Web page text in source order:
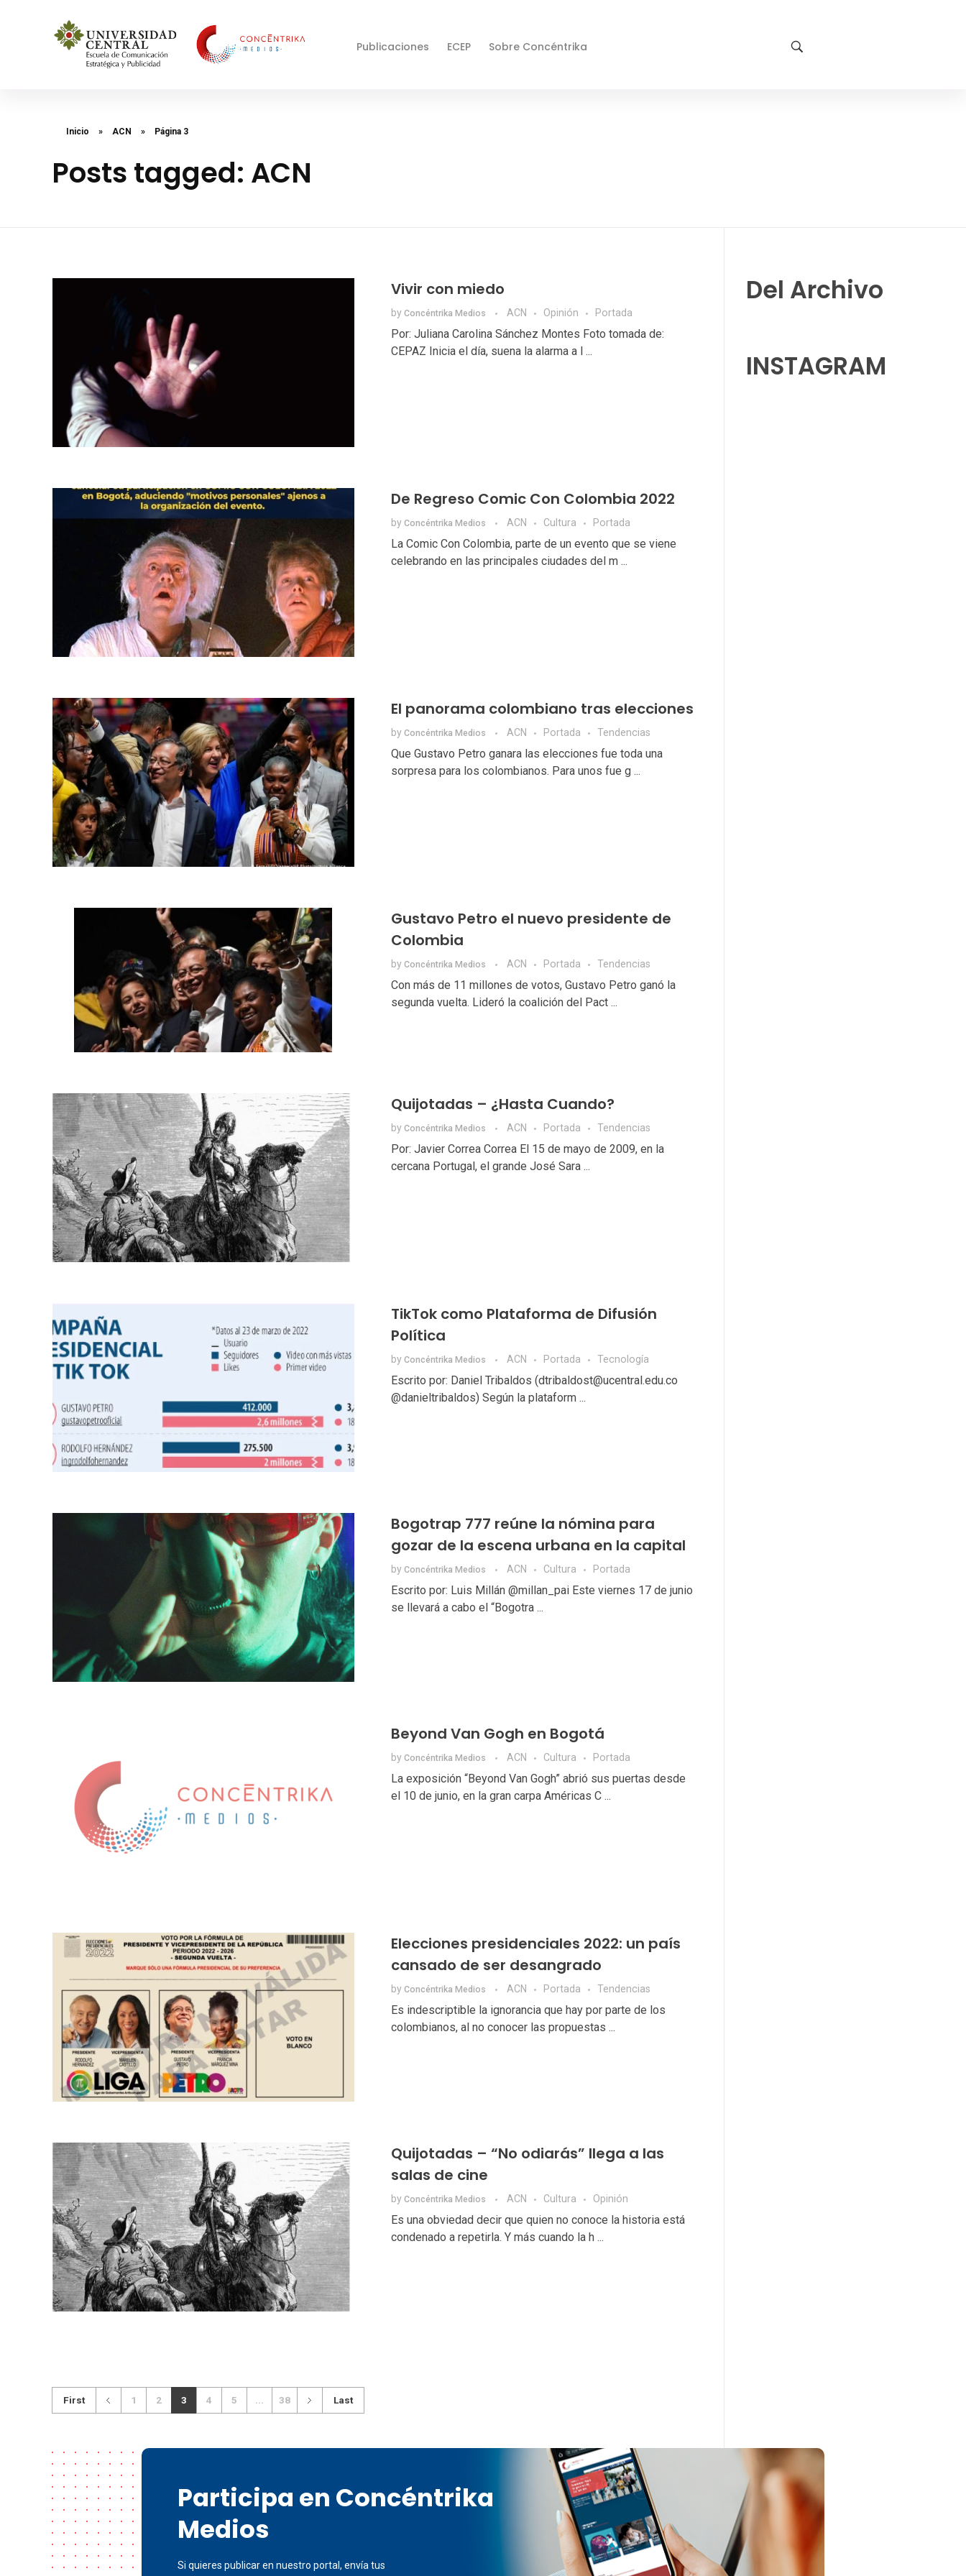
Publicaciones ECEP Sobre Concéntrika
Inicio » ACN » Página 3
Posts tagged: ACN
Vivir con miedo
by Concéntrika Medios ACN Opinión Portada
Por: Juliana Carolina Sánchez Montes Foto tomada de:
CEPAZ Inicia el día, suena la alarma a l ...
De Regreso Comic Con Colombia 2022
by Concéntrika Medios ACN Cultura Portada
La Comic Con Colombia, parte de un evento que se viene
celebrando en las principales ciudades del m ...
El panorama colombiano tras elecciones
by Concéntrika Medios ACN Portada Tendencias
Que Gustavo Petro ganara las elecciones fue toda una
sorpresa para los colombianos. Para unos fue g ...
Gustavo Petro el nuevo presidente de
Colombia
by Concéntrika Medios ACN Portada Tendencias
Con más de 11 millones de votos, Gustavo Petro ganó la
segunda vuelta. Lideró la coalición del Pact ...
Quijotadas – ¿Hasta Cuando?
by Concéntrika Medios ACN Portada Tendencias
Por: Javier Correa Correa El 15 de mayo de 2009, en la
cercana Portugal, el grande José Sara ...
TikTok como Plataforma de Difusión
Política
by Concéntrika Medios ACN Portada Tecnologí­a
Escrito por: Daniel Tribaldos (dtribaldost@ucentral.edu.co
@danieltribaldos) Según la plataform ...
Bogotrap 777 reúne la nómina para
gozar de la escena urbana en la capital
by Concéntrika Medios ACN Cultura Portada
Escrito por: Luis Millán @millan_pai Este viernes 17 de junio
se llevará a cabo el “Bogotra ...
Beyond Van Gogh en Bogotá
by Concéntrika Medios ACN Cultura Portada
La exposición “Beyond Van Gogh” abrió sus puertas desde
el 10 de junio, en la gran carpa Américas C ...
Elecciones presidenciales 2022: un país
cansado de ser desangrado
by Concéntrika Medios ACN Portada Tendencias
Es indescriptible la ignorancia que hay por parte de los
colombianos, al no conocer las propuestas ...
Quijotadas – “No odiarás” llega a las
salas de cine
by Concéntrika Medios ACN Cultura Opinión
Es una obviedad decir que quien no conoce la historia está
condenado a repetirla. Y más cuando la h ...
First 1 2 3 4 5 ... 38 Last
Del Archivo
INSTAGRAM
Participa en Concéntrika
Medios
Si quieres publicar en nuestro portal, envía tus